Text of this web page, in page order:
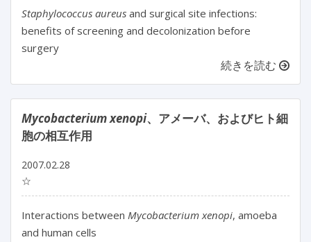
Staphylococcus aureus and surgical site infections:
benefits of screening and decolonization before
surgery
続きを読む
Mycobacterium xenopi、アメーバ、およびヒト細
胞の相互作用
2007.02.28
☆
Interactions between Mycobacterium xenopi, amoeba
and human cells